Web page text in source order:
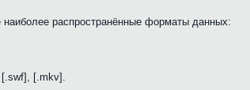
распространённые форматы данных:
[.mkv].